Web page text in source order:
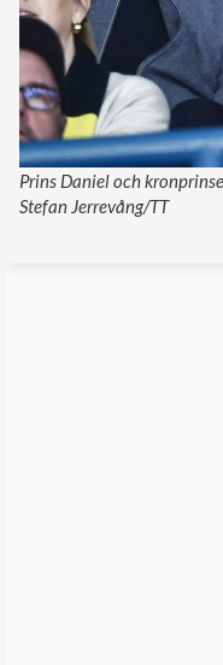
Prins Daniel och
Stefan Jerrevång/TT